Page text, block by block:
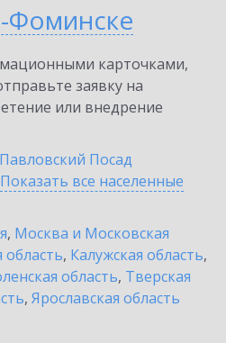
Фоминске
карточками,
заявку на
или внедрение
Павловский Посад
Показать все населенные
, Москва и Московская
, Калужская область,
область, Тверская
, Ярославская область